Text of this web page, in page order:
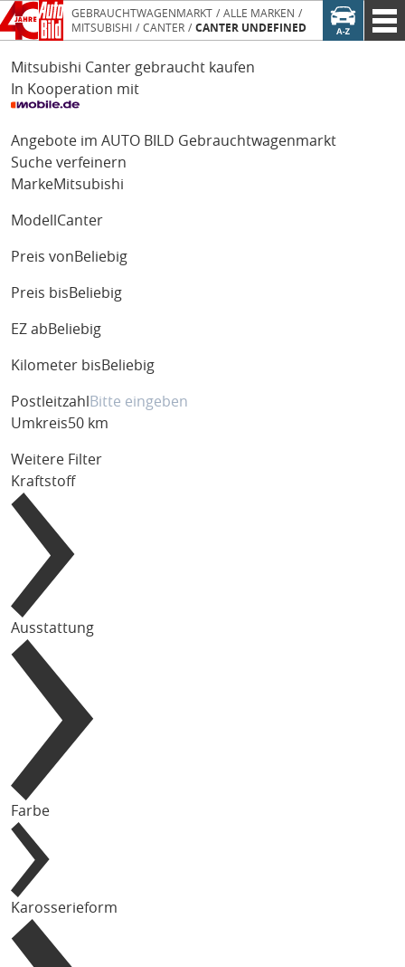
GEBRAUCHTWAGENMARKT
ALLE MARKEN
MITSUBISHI
CANTER CANTER UNDEFINED
Mitsubishi Canter gebraucht kaufen
In Kooperation mit
Angebote im AUTO BILD Gebrauchtwagenmarkt
Suche verfeinern
MarkeMitsubishi
Modell Canter
Preis von Beliebig
Preis bis Beliebig
EZ ab Beliebig
Kilometer bis Beliebig
Postleitzahl
Umkreis50 km
Weitere Filter
Kraftstoff
Ausstattung
Farbe
Karosserieform